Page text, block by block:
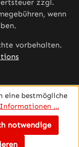
zzgl.
wenn
vorbehalten.
eine bestmögliche
...
notwendige